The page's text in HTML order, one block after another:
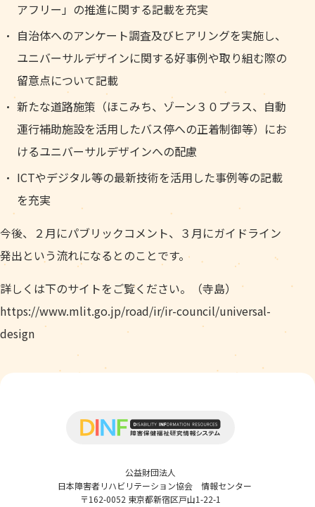
アフリー」の推進に関する記載を充実
自治体へのアンケート調査及びヒアリングを実施し、
ユニバーサルデザインに関する好事例や取り組む際の
留意点について記載
新たな道路施策（ほこみち、ゾーン３０プラス、自動
運行補助施設を活用したバス停への正着制御等）にお
けるユニバーサルデザインへの配慮
ICTやデジタル等の最新技術を活用した事例等の記載
を充実
今後、２月にパブリックコメント、３月にガイドライン
発出という流れになるとのことです。
詳しくは下のサイトをご覧ください。（寺島）
https://www.mlit.go.jp/road/ir/ir-council/universal-
design
公益財団法人
日本障害者リハビリテーション協会 情報センター
〒162-0052 東京都新宿区戸山1-22-1